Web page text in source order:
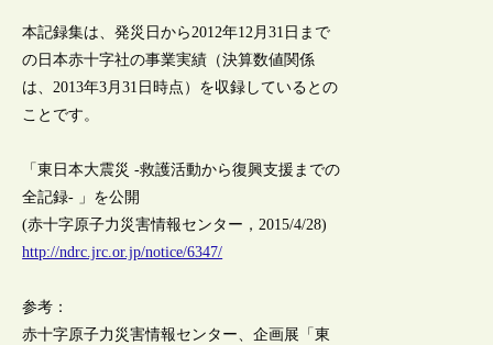
本記録集は、発災日から2012年12月31日まで
の日本赤十字社の事業実績（決算数値関係
は、2013年3月31日時点）を収録しているとの
ことです。
「東日本大震災 -救護活動から復興支援までの
全記録- 」を公開
(赤十字原子力災害情報センター，2015/4/28)
http://ndrc.jrc.or.jp/notice/6347/
参考：
赤十字原子力災害情報センター、企画展「東